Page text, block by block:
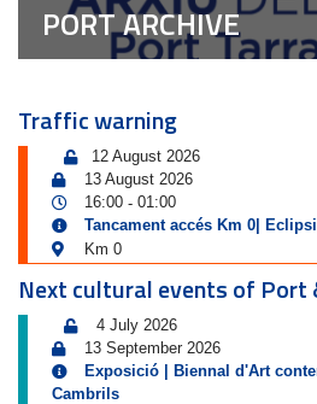
PORT ARCHIVE
Traffic warning
12 August 2026
13 August 2026
16:00 - 01:00
Tancament accés Km 0|
Km 0
Next cultural events of Port
4 July 2026
13 September 2026
Exposició | Biennal d'Art
Cambrils